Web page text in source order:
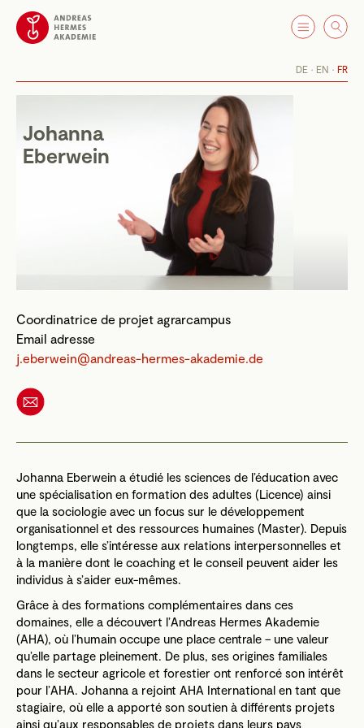
DE EN FR
Johanna
Eberwein
Coordinatrice de projet agrarcampus
Email adresse
j.eberwein@andreas-hermes-akademie.de
Johanna Eberwein a étudié les sciences de l’éducation avec
une spécialisation en formation des adultes (Licence) ainsi
que la sociologie avec un focus sur le développement
organisationnel et des ressources humaines (Master). Depuis
longtemps, elle s’intéresse aux relations interpersonnelles et
à la manière dont le coaching et le conseil peuvent aider les
individus à s’aider eux-mêmes.
Grâce à des formations complémentaires dans ces
domaines, elle a découvert l’Andreas Hermes Akademie
(AHA), où l’humain occupe une place centrale – une valeur
qu’elle partage pleinement. De plus, ses origines familiales
dans le secteur agricole et forestier ont renforcé son intérêt
pour l’AHA. Johanna a rejoint AHA International en tant que
stagiaire, où elle a apporté son soutien à différents projets
ainsi qu’aux responsables de projets dans leurs pays